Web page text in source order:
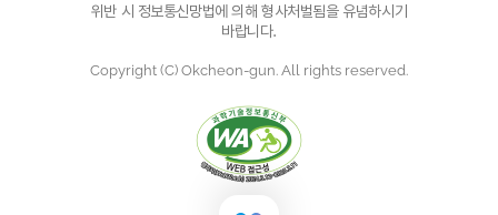
위반 시 정보통신망법에 의해 형사처벌됨을 유념하시기
바랍니다.
Copyright (C) Okcheon-gun. All rights reserved.